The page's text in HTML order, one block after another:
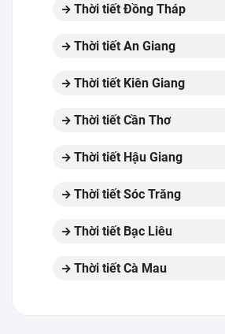
Thời tiết Đồng Tháp
Thời tiết An Giang
Thời tiết Kiên Giang
Thời tiết Cần Thơ
Thời tiết Hậu Giang
Thời tiết Sóc Trăng
Thời tiết Bạc Liêu
Thời tiết Cà Mau